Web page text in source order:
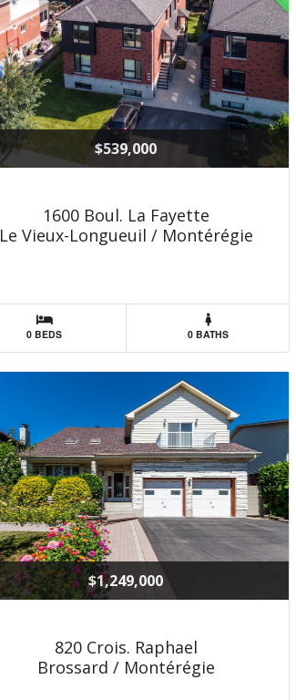
$539,000
1600 Boul. La Fayette
Le Vieux-Longueuil / Montérégie
0 BEDS 0 BATHS
$1,249,000
820 Crois. Raphael
Brossard / Montérégie